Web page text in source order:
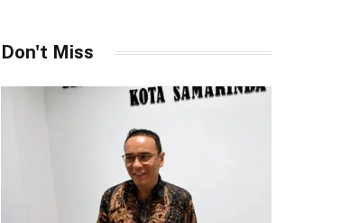
Don't Miss